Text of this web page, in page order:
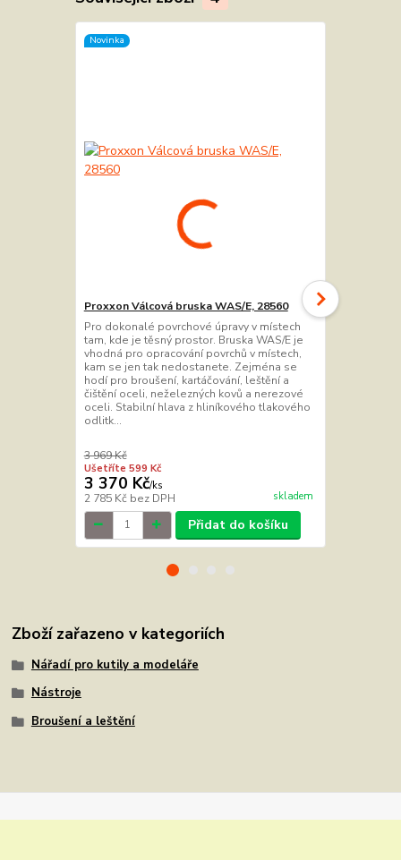
Novinka
Proxxon Válcová bruska WAS/E, 28560
Pro dokonalé povrchové úpravy v místech
tam, kde je těsný prostor. Bruska WAS/E je
vhodná pro opracování povrchů v místech,
kam se jen tak nedostanete. Zejména se
hodí pro broušení, kartáčování, leštění a
čištění oceli, neželezných kovů a nerezové
oceli. Stabilní hlava z hliníkového tlakového
odlitk...
3 969 Kč
Ušetříte 599 Kč
3 370 Kč/ks
2 785 Kč bez DPH skladem
Přidat do košíku
Proxxon
Zboží zařazeno v kategoriích
Nářadí pro kutily a modeláře
Nástroje
Broušení a leštění